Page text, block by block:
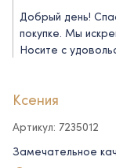
Добрый день!
покупке. Мы
Носите с
Ксения
Артикул: 7235012
Замечательное